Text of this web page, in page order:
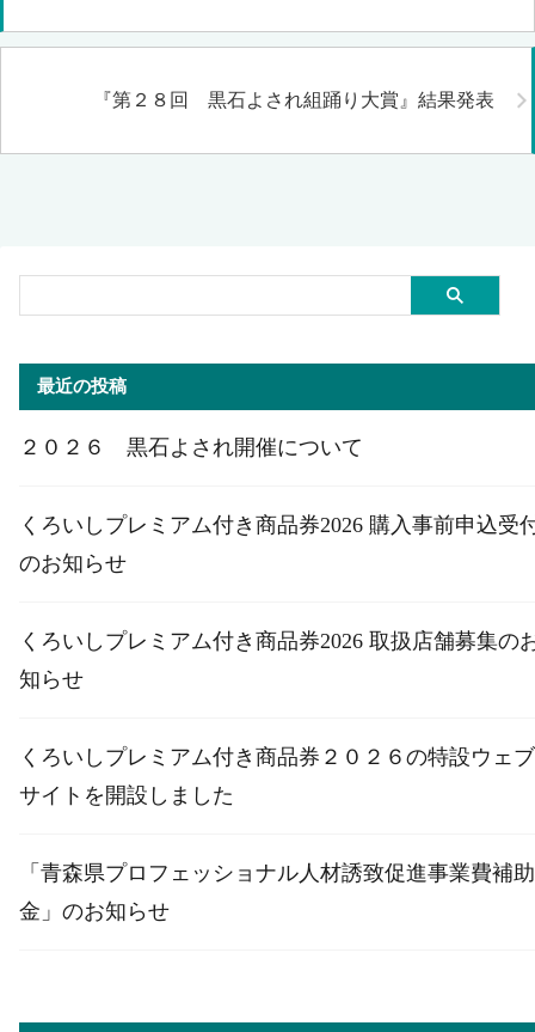
『第２８回 黒石よされ組踊り大賞』結果発表
最近の投稿
２０２６ 黒石よされ開催について
くろいしプレミアム付き商品券2026 購入事前申込受
のお知らせ
くろいしプレミアム付き商品券2026 取扱店舗募集の
知らせ
くろいしプレミアム付き商品券２０２６の特設ウェブ
サイトを開設しました
「青森県プロフェッショナル人材誘致促進事業費補助
金」のお知らせ